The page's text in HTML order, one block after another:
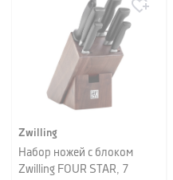
Zwilling
Набор ножей с блоком
Zwilling FOUR STAR, 7